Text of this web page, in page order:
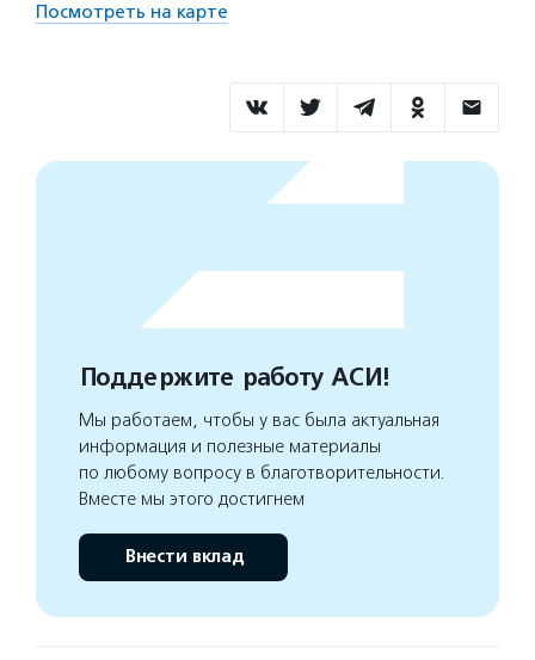
Посмотреть на карте
Поддержите работу АСИ!
Мы работаем, чтобы у вас была актуальная
информация и полезные материалы
по любому вопросу в благотворительности.
Вместе мы этого достигнем
Внести вклад